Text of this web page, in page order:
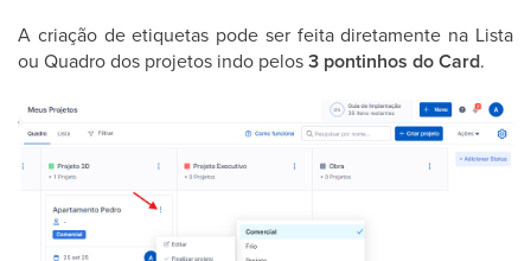
A criação de etiquetas pode ser feita diretamente na Lista
ou Quadro dos projetos indo pelos3 pontinhos do Card.